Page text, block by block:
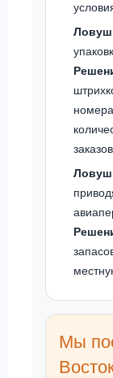
Мы